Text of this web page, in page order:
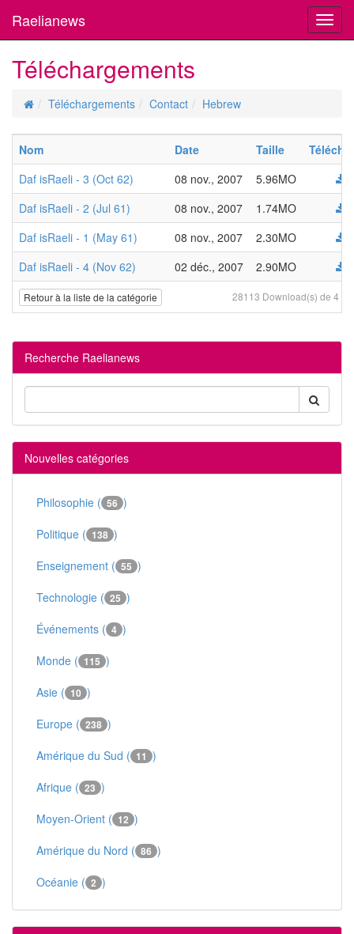
Raelianews
Téléchargements
Téléchargements Contact Hebrew
Nom Date Taille
Daf isRaeli - 3 (Oct 62)
08 nov., 2007
5.96MO
Daf isRaeli - 2 (Jul 61)
08 nov., 2007
1.74MO
Daf isRaeli - 1 (May 61)
08 nov., 2007
2.30MO
Daf isRaeli - 4 (Nov 62)
02 déc., 2007 2.90MO
Retour à la liste de la catégorie 28113 Download(s) de 4
Recherche Raelianews
Nouvelles catégories
Philosophie ( 56 )
Politique ( 138 )
Enseignement ( 55 )
Technologie ( 25 )
Événements ( 4 )
Monde ( 115 )
Asie ( 10 )
Europe ( 238 )
Amérique du Sud ( 11 )
Afrique ( 23 )
Moyen-Orient ( 12 )
Amérique du Nord ( 86 )
Océanie ( 2 )